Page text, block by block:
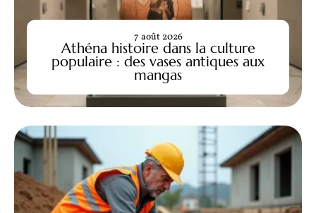
Athéna histoire dans la culture
populaire : des vases antiques aux
mangas
7 août 2026